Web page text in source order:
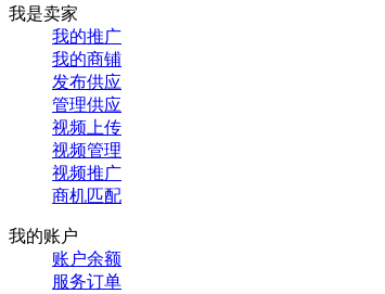
我是卖家
我的推广
我的商铺
发布供应
管理供应
视频上传
视频管理
视频推广
商机匹配
我的账户
账户余额
服务订单